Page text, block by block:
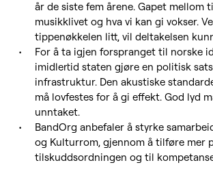
år de siste fem årene. Gapet mellom
musikklivet og hva vi kan gi vokser.
tippenøkkelen litt, vil deltakelsen
For å ta igjen forspranget til norske
imidlertid staten gjøre en politisk
infrastruktur. Den akustiske
må lovfestes for å gi effekt. God lyd
unntaket.
BandOrg anbefaler å styrke
og Kulturrom, gjennom å tilføre mer
tilskuddsordningen og til